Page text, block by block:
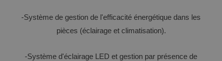
-Système de gestion de l'efficacité énergétique dans les
pièces (éclairage et climatisation).
-Système d'éclairage LED et gestion par présence de